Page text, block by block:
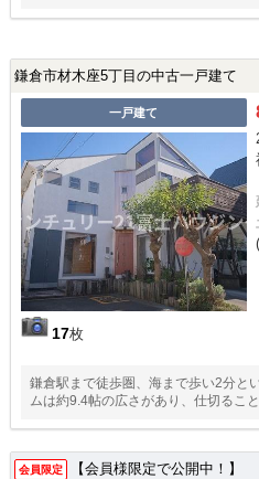
鎌倉市材木座5丁目の中古一戸建て
一戸建て
17枚
鎌倉駅まで徒歩圏、海まで歩い2分と
ムは約9.4帖の広さがあり、仕切るこ
会員限定 【会員様限定で公開中！】